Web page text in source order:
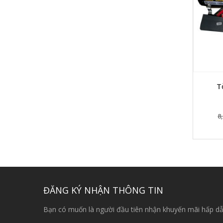
ĐĂNG KÝ NHẬN THÔNG TIN
Bạn có muốn là người đầu tiên nhận khuyến mãi hấp